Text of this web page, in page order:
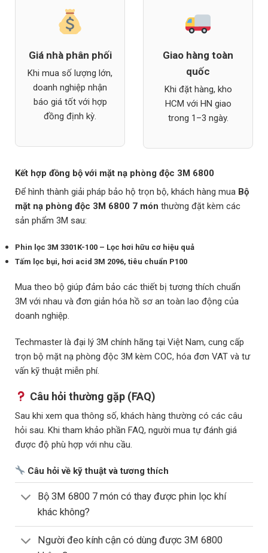
Giá nhà phân phối
Khi mua số lượng lớn,
doanh nghiệp nhận
báo giá tốt với hợp
đồng định kỳ.
Giao hàng toàn
quốc
Khi đặt hàng, kho
HCM với HN giao
trong 1–3 ngày.
Kết hợp đồng bộ với mặt nạ phòng độc 3M 6800
Để hình thành giải pháp bảo hộ trọn bộ, khách hàng mua Bộ
mặt nạ phòng độc 3M 6800 7 món thường đặt kèm các
sản phẩm 3M sau:
Phin lọc 3M 3301K-100 – Lọc hơi hữu cơ hiệu quả
Tấm lọc bụi, hơi acid 3M 2096, tiêu chuẩn P100
Mua theo bộ giúp đảm bảo các thiết bị tương thích chuẩn
3M với nhau và đơn giản hóa hồ sơ an toàn lao động của
doanh nghiệp.
Techmaster là đại lý 3M chính hãng tại Việt Nam, cung cấp
trọn bộ mặt nạ phòng độc 3M kèm COC, hóa đơn VAT và tư
vấn kỹ thuật miễn phí.
Câu hỏi thường gặp (FAQ)
Sau khi xem qua thông số, khách hàng thường có các câu
hỏi sau. Khi tham khảo phần FAQ, người mua tự đánh giá
được độ phù hợp với nhu cầu.
Câu hỏi về kỹ thuật và tương thích
Bộ 3M 6800 7 món có thay được phin lọc khí
khác không?
Người đeo kính cận có dùng được 3M 6800